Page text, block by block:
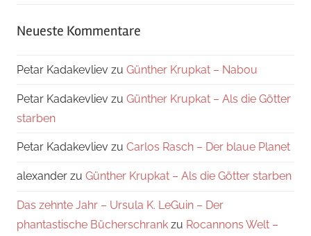
Neueste Kommentare
Petar Kadakevliev zu Günther Krupkat – Nabou
Petar Kadakevliev zu Günther Krupkat – Als die Götter
starben
Petar Kadakevliev zu Carlos Rasch – Der blaue Planet
alexander zu Günther Krupkat – Als die Götter starben
Das zehnte Jahr – Ursula K. LeGuin – Der
phantastische Bücherschrank zu Rocannons Welt –